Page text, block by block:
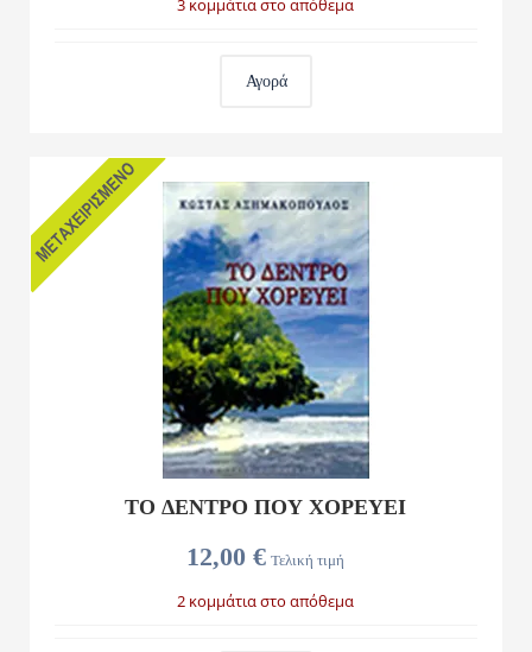
3 κομμάτια στο απόθεμα
Αγορά
12,00 € Τελική τιμή
ΤΟ ΔΕΝΤΡΟ ΠΟΥ ΧΟΡΕΥΕΙ
2 κομμάτια στο απόθεμα